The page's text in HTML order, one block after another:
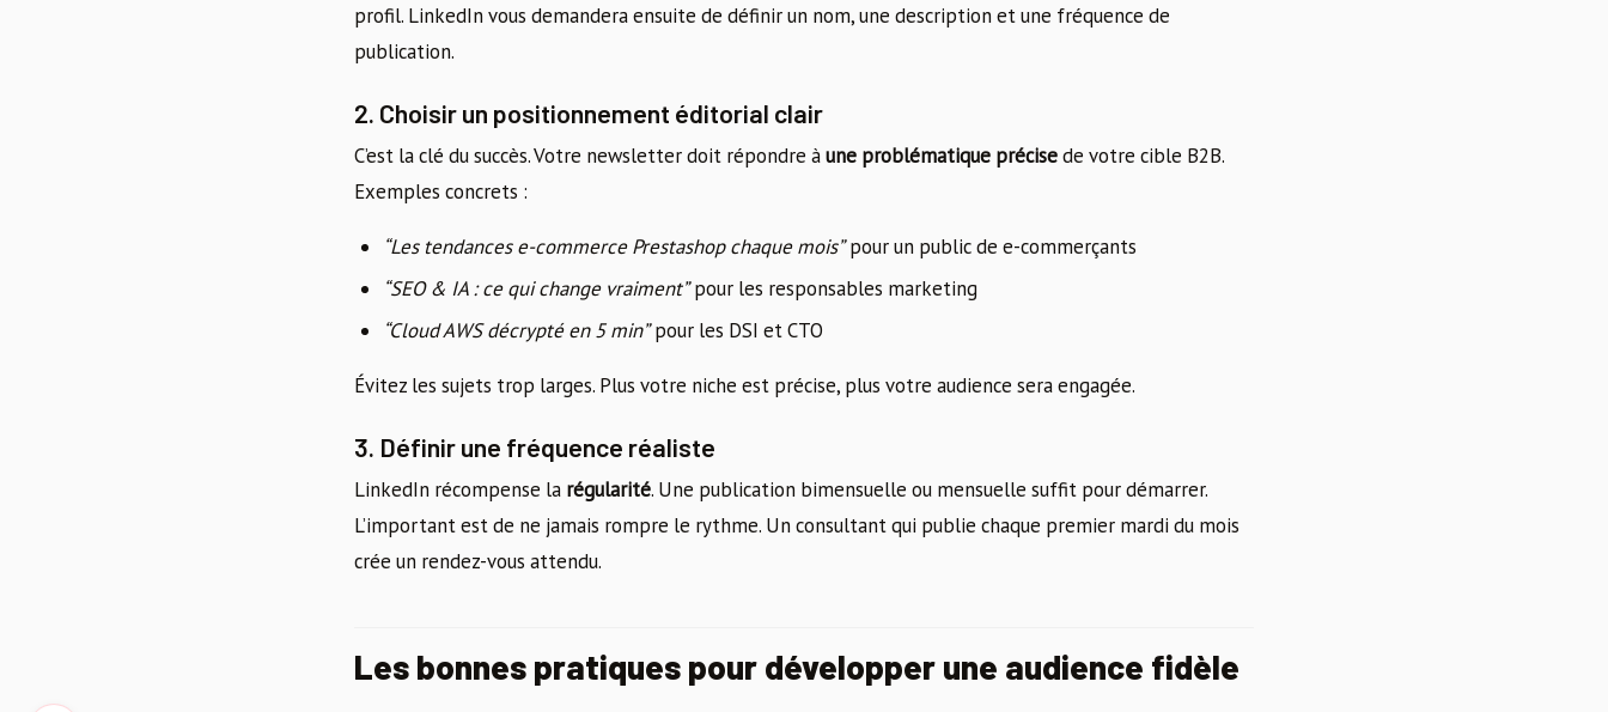
profil. LinkedIn vous demandera ensuite de définir un nom, une description et une fréquence de
publication.
2. Choisir un positionnement éditorial clair
C’est la clé du succès. Votre newsletter doit répondre àune problématique précisede votre cible B2B.
Exemples concrets :
“Les tendances e-commerce Prestashop chaque mois”pour un public de e-commerçants
“SEO & IA : ce qui change vraiment”pour les responsables marketing
“Cloud AWS décrypté en 5 min”pour les DSI et CTO
Évitez les sujets trop larges. Plus votre niche est précise, plus votre audience sera engagée.
3. Définir une fréquence réaliste
LinkedIn récompense la régularité. Une publication bimensuelle ou mensuelle suffit pour démarrer.
L’important est de ne jamais rompre le rythme. Un consultant qui publie chaque premier mardi du mois
crée un rendez-vous attendu.
Les bonnes pratiques pour développer une audience fidèle